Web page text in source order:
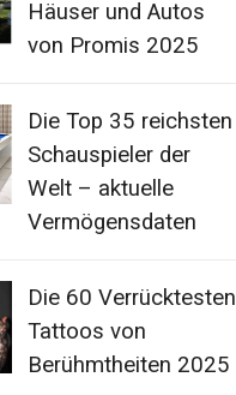
Häuser und Autos
von Promis 2025
Die Top 35 reichsten
Schauspieler der
Welt – aktuelle
Vermögensdaten
Die 60 Verrücktesten
Tattoos von
Berühmtheiten 2025